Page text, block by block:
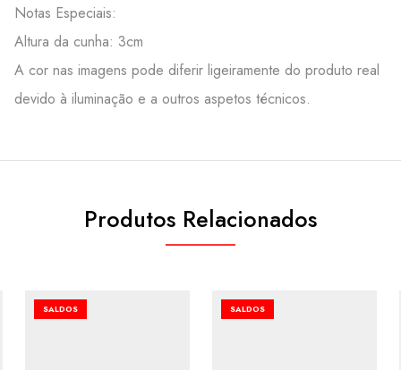
Notas Especiais:
Altura da cunha: 3cm
A cor nas imagens pode diferir ligeiramente do produto real
devido à iluminação e a outros aspetos técnicos.
Produtos Relacionados
SALDOS SALDOS